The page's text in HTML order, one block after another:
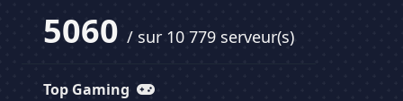
5060 / sur 10 779 serveur(s)
Top Gaming